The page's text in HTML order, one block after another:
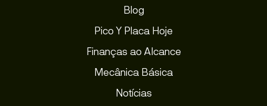
Blog
Pico Y Placa Hoje
Finanças ao Alcance
Mecânica Básica
Notícias